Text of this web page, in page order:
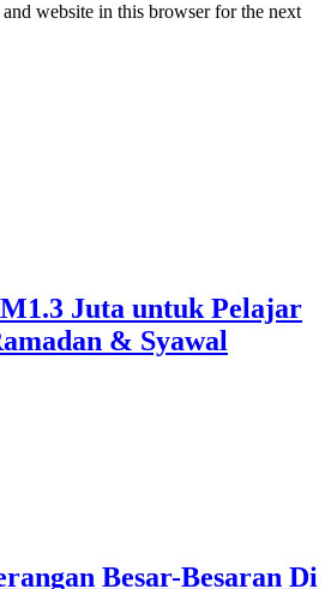
website in this browser for the next
Juta untuk Pelajar
& Syawal
Besar-Besaran Di